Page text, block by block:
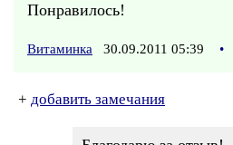
Понравилось!
Витаминка 30.09.2011 05:39 •
+ добавить замечания